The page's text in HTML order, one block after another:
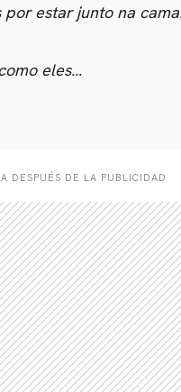
estar junto na
eles…
DESPUÉS DE LA PUBLICIDAD